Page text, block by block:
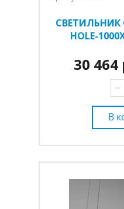
СВЕТИЛЬНИК
HOLE-
30 464
В